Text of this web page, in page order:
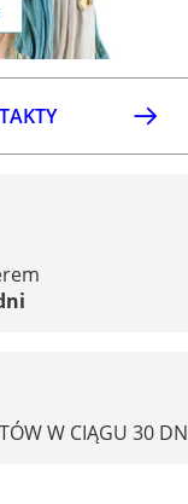
W CIĄGU 30